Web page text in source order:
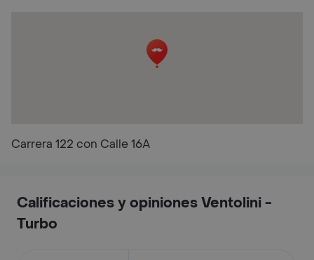
Carrera 122 con Calle 16A
Calificaciones y opiniones Ventolini -
Turbo